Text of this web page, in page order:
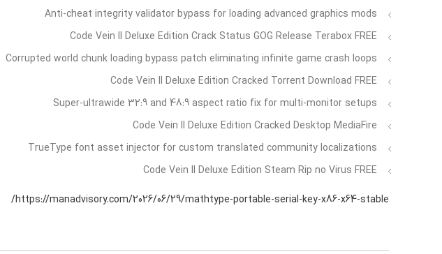
Anti-cheat integrity validator bypass for loading advanced graphics mods
Code Vein II Deluxe Edition Crack Status GOG Release Terabox FREE
Corrupted world chunk loading bypass patch eliminating infinite game crash loops
Code Vein II Deluxe Edition Cracked Torrent Download FREE
Super-ultrawide 32:9 and 48:9 aspect ratio fix for multi-monitor setups
Code Vein II Deluxe Edition Cracked Desktop MediaFire
TrueType font asset injector for custom translated community localizations
Code Vein II Deluxe Edition Steam Rip no Virus FREE
https://manadvisory.com/2026/06/29/mathtype-portable-serial-key-x86-x64-stable/